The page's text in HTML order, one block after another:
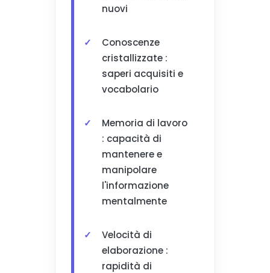
nuovi
Conoscenze
cristallizzate :
saperi acquisiti e
vocabolario
Memoria di lavoro
: capacità di
mantenere e
manipolare
l'informazione
mentalmente
Velocità di
elaborazione :
rapidità di